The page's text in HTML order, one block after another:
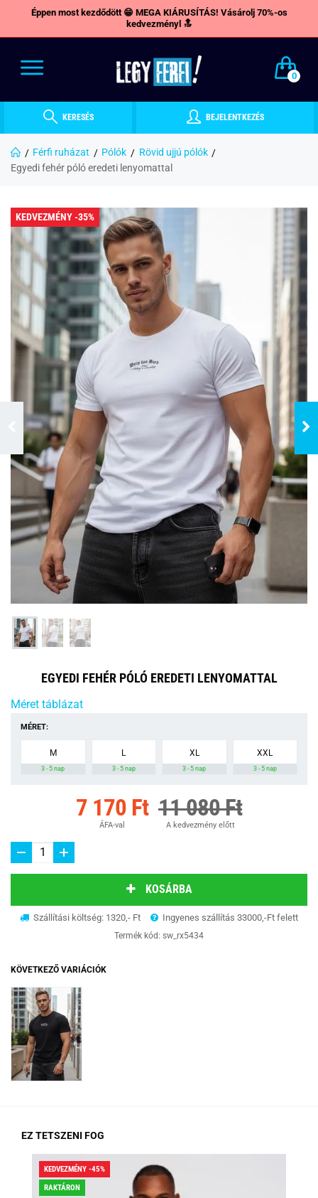
Éppen most kezdődött 😁 MEGA KIÁRUSÍTÁS! Vásárolj 70%-os
kedvezményl 🔝
0
KERESÉS BEJELENTKEZÉS
Férfi ruházat Pólók
Rövid ujjú pólók
Egyedi fehér póló eredeti lenyomattal
KEDVEZMÉNY -35%
EGYEDI FEHÉR PÓLÓ EREDETI LENYOMATTAL
Méret táblázat
MÉRET:
M
3 - 5 nap
L
3 - 5 nap
XL
3 - 5 nap
XXL
3 - 5 nap
7 170 Ft
ÁFA-val
11 080 Ft
A kedvezmény előtt
KOSÁRBA
Szállítási költség: 1320,- Ft Ingyenes szállítás 33000,-Ft felett
Termék kód: sw_rx5434
KÖVETKEZŐ VARIÁCIÓK
EZ TETSZENI FOG
KEDVEZMÉNY -45%
RAKTÁRON